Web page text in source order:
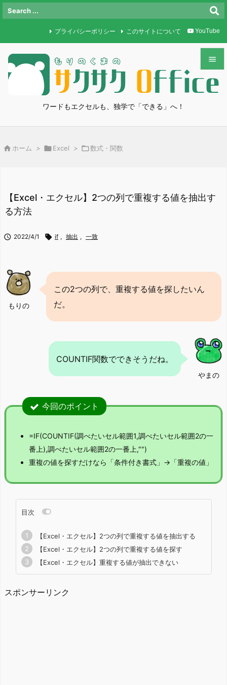
ワードもエクセルも、独学で「できる」へ！


メニュ
検索
プライバシーポリシー このサイトについて YouTube
 ホーム > Excel > 数式・関数
【Excel・エクセル】2つの列で重複する値を抽出す
る方法
 2022/4/1  if , 抽出 , 一致
もりの
この2つの列で、重複する値を探したいん
だ。
やまの
COUNTIF関数でできそうだね。
今回のポイント
=IF(COUNTIF(調べたいセル範囲1,調べたいセル範囲2の一
番上),調べたいセル範囲2の一番上,"")
重複の値を探すだけなら「条件付き書式」→「重複の値」
目次
【Excel・エクセル】2つの列で重複する値を抽出する
【Excel・エクセル】2つの列で重複する値を探す
【Excel・エクセル】重複する値が抽出できない
スポンサーリンク